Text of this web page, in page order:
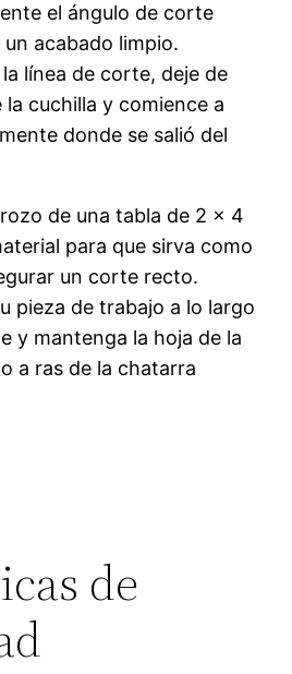
el ángulo de corte
acabado limpio.
la línea de corte, deje de
cuchilla y comience a
donde se salió del
de una tabla de 2 x 4
para que sirva como
un corte recto.
pieza de trabajo a lo largo
y mantenga la hoja de la
a ras de la chatarra
de